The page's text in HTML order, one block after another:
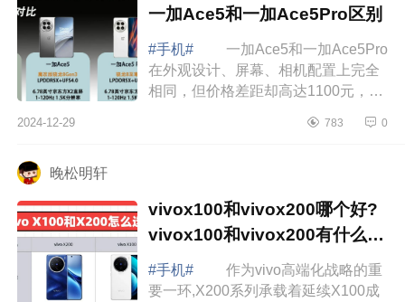
一加Ace5和一加Ace5Pro区别
#手机#
一加Ace5和一加Ace5Pro
在外观设计、屏幕、相机配置上完全
相同，但价格差距却高达1100元，起
价让不少消费者陷入了困惑，究竟值
2024-12-29 783 0
晚松明轩
vivox100和vivox200哪个好?
vivox100和vivox200有什么区
别
#手机#
作为vivo高端化战略的重
要一环,X200系列承载着延续X100成